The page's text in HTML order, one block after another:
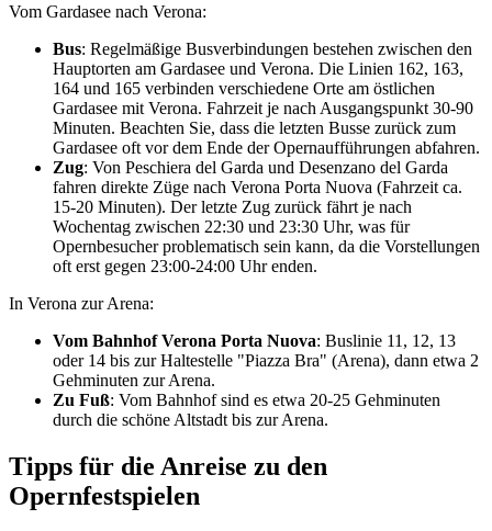
Vom Gardasee nach Verona:
Bus: Regelmäßige Busverbindungen bestehen zwischen den
Hauptorten am Gardasee und Verona. Die Linien 162, 163,
164 und 165 verbinden verschiedene Orte am östlichen
Gardasee mit Verona. Fahrzeit je nach Ausgangspunkt 30-90
Minuten. Beachten Sie, dass die letzten Busse zurück zum
Gardasee oft vor dem Ende der Opernaufführungen abfahren.
Zug: Von Peschiera del Garda und Desenzano del Garda
fahren direkte Züge nach Verona Porta Nuova (Fahrzeit ca.
15-20 Minuten). Der letzte Zug zurück fährt je nach
Wochentag zwischen 22:30 und 23:30 Uhr, was für
Opernbesucher problematisch sein kann, da die Vorstellungen
oft erst gegen 23:00-24:00 Uhr enden.
In Verona zur Arena:
Vom Bahnhof Verona Porta Nuova: Buslinie 11, 12, 13
oder 14 bis zur Haltestelle "Piazza Bra" (Arena), dann etwa 2
Gehminuten zur Arena.
Zu Fuß: Vom Bahnhof sind es etwa 20-25 Gehminuten
durch die schöne Altstadt bis zur Arena.
Tipps für die Anreise zu den
Opernfestspielen